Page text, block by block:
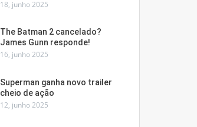
18, junho 2025
The Batman 2 cancelado?
James Gunn responde!
16, junho 2025
Superman ganha novo trailer
cheio de ação
12, junho 2025